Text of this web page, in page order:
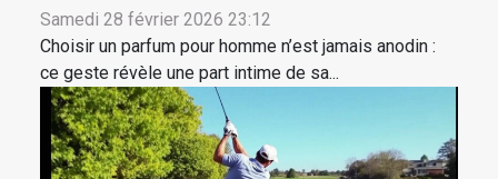
Samedi 28 février 2026 23:12
Choisir un parfum pour homme n’est jamais anodin :
ce geste révèle une part intime de sa...